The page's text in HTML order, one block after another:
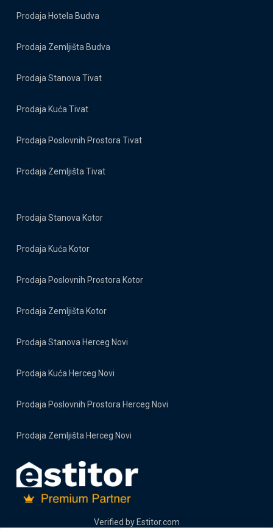
Prodaja Hotela Budva
Prodaja Zemljišta Budva
Prodaja Stanova Tivat
Prodaja Kuća Tivat
Prodaja Poslovnih Prostora Tivat
Prodaja Zemljišta Tivat
Prodaja Stanova Kotor
Prodaja Kuća Kotor
Prodaja Poslovnih Prostora Kotor
Prodaja Zemljišta Kotor
Prodaja Stanova Herceg Novi
Prodaja Kuća Herceg Novi
Prodaja Poslovnih Prostora Herceg Novi
Prodaja Zemljišta Herceg Novi
Verified by Estitor.com